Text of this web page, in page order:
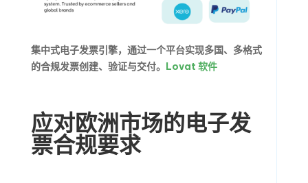
集中式电子发票引擎，通过一个平台实现多国、多格式
的合规发票创建、验证与交付。 Lovat 软件
应对欧洲市场的电子发
票合规要求